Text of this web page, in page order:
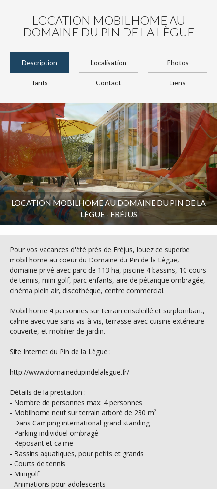
LOCATION MOBILHOME AU
DOMAINE DU PIN DE LA LÈGUE
Description Localisation Photos
Tarifs Contact Liens
LOCATION MOBILHOME AU DOMAINE DU PIN DE LA
LÈGUE - FRÉJUS
Pour vos vacances d'été près de Fréjus, louez ce superbe
mobil home au coeur du Domaine du Pin de la Lègue,
domaine privé avec parc de 113 ha, piscine 4 bassins, 10 cours
de tennis, mini golf, parc enfants, aire de pétanque ombragée,
cinéma plein air, discothèque, centre commercial.
Mobil home 4 personnes sur terrain ensoleillé et surplombant,
calme avec vue sans vis-à-vis, terrasse avec cuisine extérieure
couverte, et mobilier de jardin.
Site Internet du Pin de la Lègue :
http://www.domainedupindelalegue.fr/
Détails de la prestation :
- Nombre de personnes max: 4 personnes
- Mobilhome neuf sur terrain arboré de 230 m²
- Dans Camping international grand standing
- Parking individuel ombragé
- Reposant et calme
- Bassins aquatiques, pour petits et grands
- Courts de tennis
- Minigolf
- Animations pour adolescents